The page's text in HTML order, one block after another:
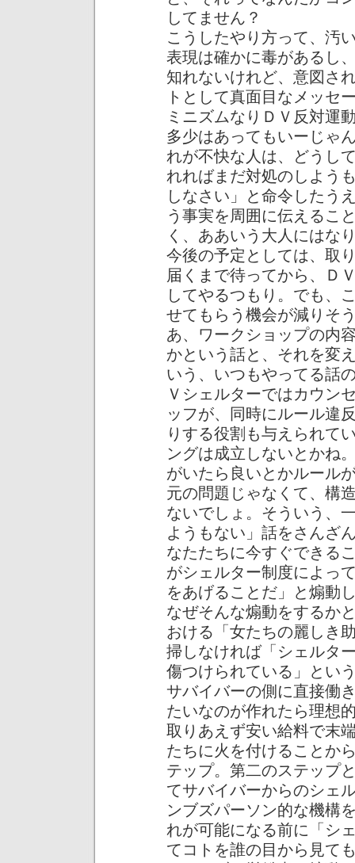
してません？
こうしたやり方って、汚
表現は確かに毒があるし
知れないけれど、意図さ
トとして真面目なメッセ
ミニズムなりＤＶ反対運
多少はあってもいーじゃ
れが不快な人は、どうし
れればまだ対処のしよう
しなさい」と命令したう
う事実を周囲に伝えるこ
く、ああいう大人にはな
今後の予定としては、取
届くまで待ってから、Ｄ
してやるつもり。でも、
せてもらう機会が減りそ
あ、ワークショップの内
かという話と、それを変
いう、いつもやってる話
Ｖシェルターではカウン
ッフが、同時にルール違
りする役割も与えられて
ングは成立しないとかね
がいたら良いとかルール
元の問題じゃなくて、構
ないでしょ。そういう、
ようもない」話をさんざ
なたたちに今すぐできる
がシェルター制度によっ
をあげることだ」と煽動
なぜそんな煽動をするか
おける「女たちの麗しき
掃しなければ「シェルタ
傷つけられている」とい
サバイバーの側に直接働
たいなのが作れたら理想
取りあえず安い給料で末
たちに火を付けることか
テップ。第二のステップ
てサバイバーからのシェ
ンブズパーソン的な機構
れが可能になる前に「シ
てコトを誰の目から見て